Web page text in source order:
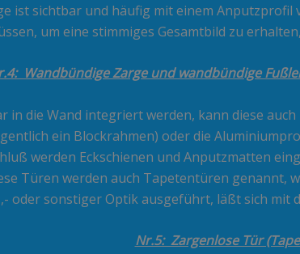
ist sichtbar und häufig mit einem Anputzprofil
um eine stimmiges Gesamtbild zu
Wandbündige Zarge und wandbündige
in die Wand integriert werden, kann diese
ein Blockrahmen) oder die
werden Eckschienen und Anputzmatten
Türen werden auch Tapetentüren genannt,
oder sonstiger Optik ausgeführt, läßt sich
Nr.5: Zargenlose Tür